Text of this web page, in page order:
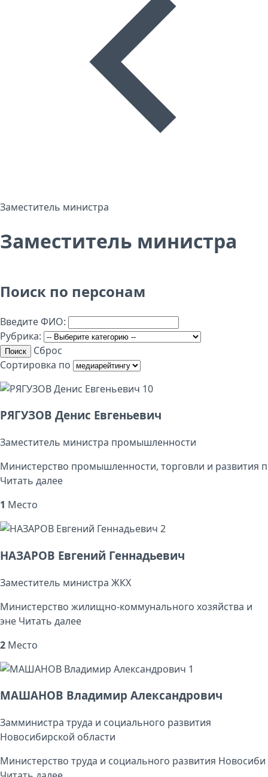
Заместитель министра
Заместитель министра
Поиск по персонам
Введите ФИО:
Рубрика:
Поиск
Сброс
Сортировка по
10
РЯГУЗОВ Денис Евгеньевич
Заместитель министра промышленности
Министерство промышленности, торговли и развития п
Читать далее
1 Место
2
НАЗАРОВ Евгений Геннадьевич
Заместитель министра ЖКХ
Министерство жилищно-коммунального хозяйства и
эне Читать далее
2 Место
1
МАШАНОВ Владимир Александрович
Замминистра труда и социального развития
Новосибирской области
Министерство труда и социального развития Новосиби